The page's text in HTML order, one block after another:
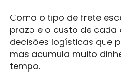
Como o tipo de frete
prazo e o custo de cada
decisões logísticas que
mas acumula muito
tempo.